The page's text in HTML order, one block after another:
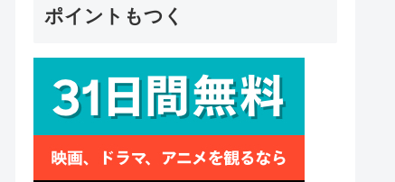
ポイントもつく